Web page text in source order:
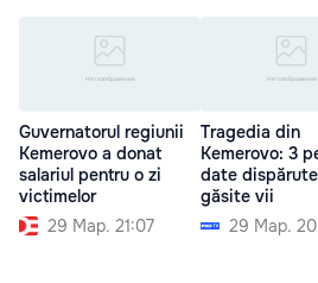
Guvernatorul regiunii
Kemerovo a donat
salariul pentru o zi
victimelor
29 Мар. 21:07
Tragedia din
Kemerovo: 3
date
găsite vii
29 Мар.